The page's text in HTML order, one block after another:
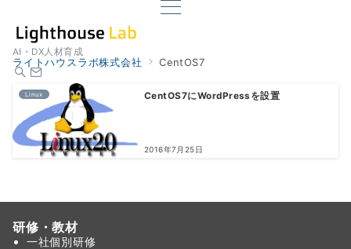
AI・DX人材育成
ライトハウスラボ株式会社 CentOS7
Linux CentOS7にWordPressを設置
2016年7月25日
研修・教材
一社個別研修